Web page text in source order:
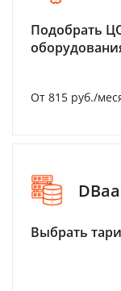
Подобрать
От 815 руб./
Выбрать